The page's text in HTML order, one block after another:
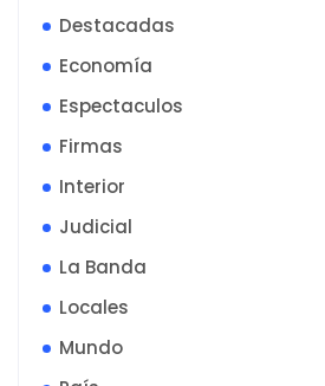
Destacadas
Economía
Espectaculos
Firmas
Interior
Judicial
La Banda
Locales
Mundo